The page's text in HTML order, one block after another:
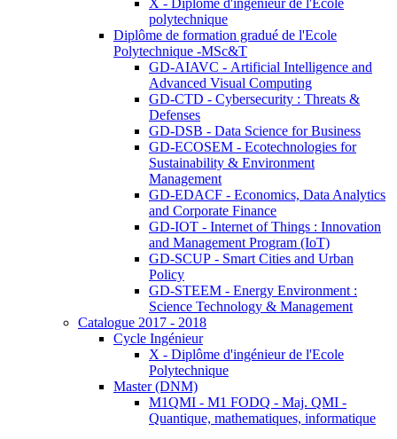
X - Diplôme d'ingénieur de l'Ecole
polytechnique
Diplôme de formation gradué de l'Ecole
Polytechnique -MSc&T
GD-AIAVC - Artificial Intelligence and
Advanced Visual Computing
GD-CTD - Cybersecurity : Threats &
Defenses
GD-DSB - Data Science for Business
GD-ECOSEM - Ecotechnologies for
Sustainability & Environment
Management
GD-EDACF - Economics, Data Analytics
and Corporate Finance
GD-IOT - Internet of Things : Innovation
and Management Program (IoT)
GD-SCUP - Smart Cities and Urban
Policy
GD-STEEM - Energy Environment :
Science Technology & Management
Catalogue 2017 - 2018
Cycle Ingénieur
X - Diplôme d'ingénieur de l'Ecole
Polytechnique
Master (DNM)
M1QMI - M1 FODQ - Maj. QMI -
Quantique, mathematiques, informatique